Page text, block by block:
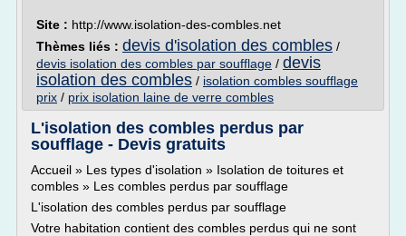
Site : http://www.isolation-des-combles.net
Thèmes liés : devis d'isolation des combles /
devis isolation des combles par soufflage / devis
isolation des combles / isolation combles soufflage
prix / prix isolation laine de verre combles
L'isolation des combles perdus par
soufflage - Devis gratuits
Accueil » Les types d'isolation » Isolation de toitures et
combles » Les combles perdus par soufflage
L'isolation des combles perdus par soufflage
Votre habitation contient des combles perdus qui ne sont